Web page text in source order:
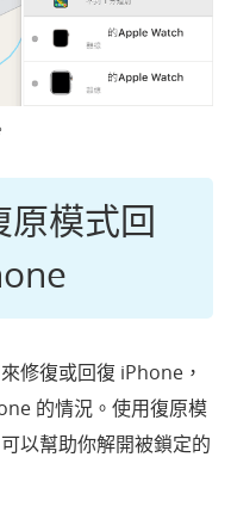
原模式回
修復或回復 iPhone，
的情況。使用復原模
以幫助你解開被鎖定的